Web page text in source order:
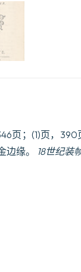
页；(1)页，
边缘。
18世纪装